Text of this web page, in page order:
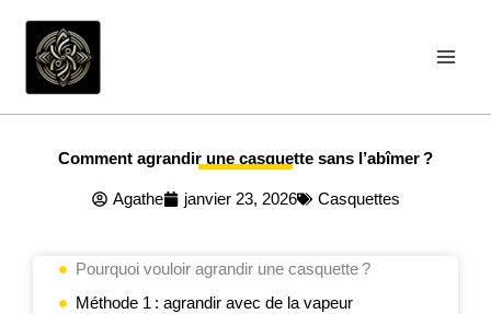
contenu
Comment agrandir une casquette sans l’abîmer ?
Agathe janvier 23, 2026 Casquettes
Pourquoi vouloir agrandir une casquette ?
Méthode 1 : agrandir avec de la vapeur